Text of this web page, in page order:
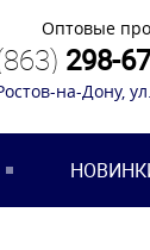
Оптовые
298-
на-Дону,